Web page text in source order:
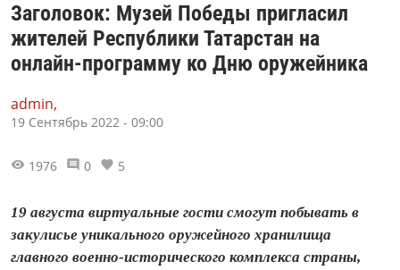
Заголовок: Музей Победы пригласил
жителей Республики Татарстан на
онлайн-программу ко Дню оружейника
admin,
19 Сентябрь 2022 - 09:00
1976 0 5
19 августа виртуальные гости смогут побывать в
закулисье уникального оружейного хранилища
главного военно-исторического комплекса страны,